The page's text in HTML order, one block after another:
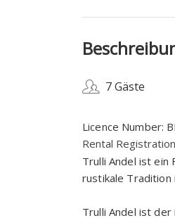
7 Gäste
Licence Number:
Rental
Trulli Andel ist ein
rustikale Tradition
Trulli Andel ist der